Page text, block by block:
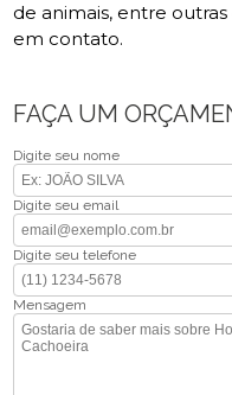
de animais, entre
em contato.
FAÇA UM
Digite seu nome
Digite seu email
Digite seu telefone
Mensagem